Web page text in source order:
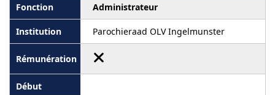
Administrateur
Parochieraad OLV Ingelmunster